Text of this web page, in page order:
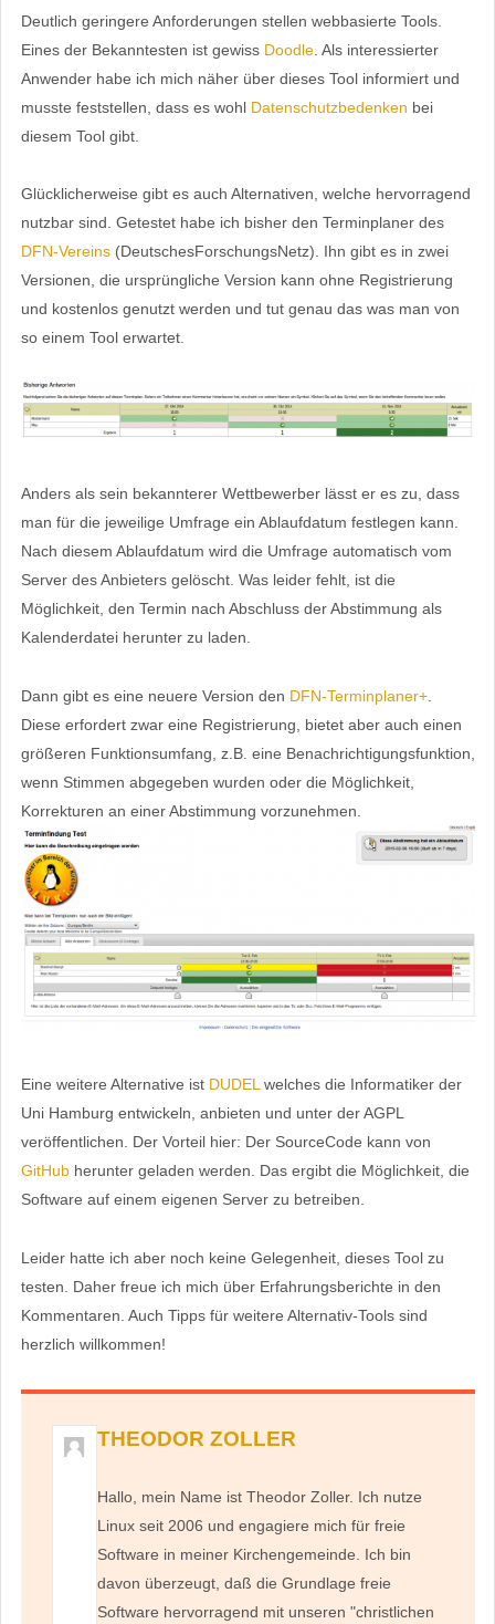
Deutlich geringere Anforderungen stellen webbasierte Tools.
Eines der Bekanntesten ist gewiss Doodle. Als interessierter
Anwender habe ich mich näher über dieses Tool informiert und
musste feststellen, dass es wohl Datenschutzbedenken bei
diesem Tool gibt.
Glücklicherweise gibt es auch Alternativen, welche hervorragend
nutzbar sind. Getestet habe ich bisher den Terminplaner des
DFN-Vereins(DeutschesForschungsNetz). Ihn gibt es in zwei
Versionen, die ursprüngliche Version kann ohne Registrierung
und kostenlos genutzt werden und tut genau das was man von
so einem Tool erwartet.
Anders als sein bekannterer Wettbewerber lässt er es zu, dass
man für die jeweilige Umfrage ein Ablaufdatum festlegen kann.
Nach diesem Ablaufdatum wird die Umfrage automatisch vom
Server des Anbieters gelöscht. Was leider fehlt, ist die
Möglichkeit, den Termin nach Abschluss der Abstimmung als
Kalenderdatei herunter zu laden.
Dann gibt es eine neuere Version den DFN-Terminplaner+.
Diese erfordert zwar eine Registrierung, bietet aber auch einen
größeren Funktionsumfang, z.B. eine Benachrichtigungsfunktion,
wenn Stimmen abgegeben wurden oder die Möglichkeit,
Korrekturen an einer Abstimmung vorzunehmen.
Eine weitere Alternative ist DUDELwelches die Informatiker der
Uni Hamburg entwickeln, anbieten und unter der AGPL
veröffentlichen. Der Vorteil hier: Der SourceCode kann von
GitHubherunter geladen werden. Das ergibt die Möglichkeit, die
Software auf einem eigenen Server zu betreiben.
Leider hatte ich aber noch keine Gelegenheit, dieses Tool zu
testen. Daher freue ich mich über Erfahrungsberichte in den
Kommentaren. Auch Tipps für weitere Alternativ-Tools sind
herzlich willkommen!
THEODOR ZOLLER
Hallo, mein Name ist Theodor Zoller. Ich nutze
Linux seit 2006 und engagiere mich für freie
Software in meiner Kirchengemeinde. Ich bin
davon überzeugt, daß die Grundlage freie
Software hervorragend mit unseren "christlichen